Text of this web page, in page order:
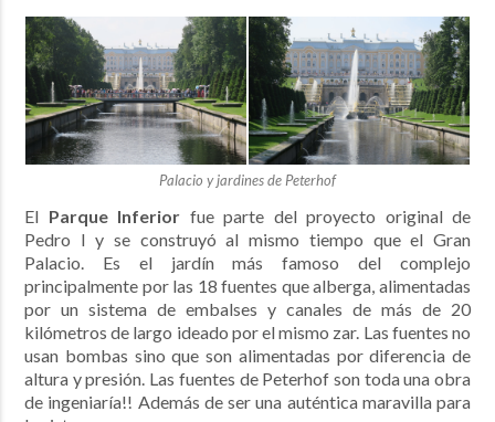
Palacio y jardines de Peterhof
El Parque Inferior fue parte del proyecto original de
Pedro I y se construyó al mismo tiempo que el Gran
Palacio. Es el jardín más famoso del complejo
principalmente por las 18 fuentes que alberga, alimentadas
por un sistema de embalses y canales de más de 20
kilómetros de largo ideado por el mismo zar. Las fuentes no
usan bombas sino que son alimentadas por diferencia de
altura y presión. Las fuentes de Peterhof son toda una obra
de ingeniaría!! Además de ser una auténtica maravilla para